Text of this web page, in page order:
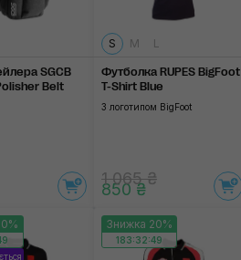
SGCB
Belt
S M L
Футболка RUPES BigFoot
T-Shirt Blue
З логотипом BigFoot
1 065 ₴
850 ₴
Знижка 20%
183:32:48